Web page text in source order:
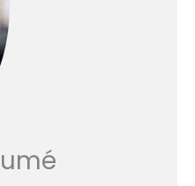
est inférieur à 40
de sorte que le
ne sera pas
lors de la
et bien dormir
sûr: Silicone de
fabriqué en